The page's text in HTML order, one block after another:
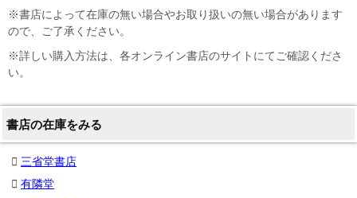
※書店によって在庫の無い場合やお取り扱いの無い場合があります
ので、ご了承ください。
※詳しい購入方法は、各オンライン書店のサイトにてご確認くださ
い。
書店の在庫をみる
三省堂書店
有隣堂